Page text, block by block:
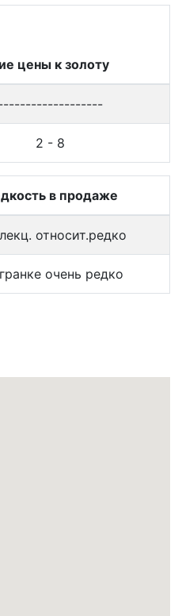
цены к золоту
2 - 8
в продаже
относит.редко
очень редко